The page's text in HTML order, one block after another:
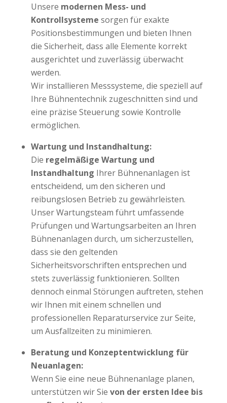
Unsere modernen Mess- und
Kontrollsysteme sorgen für exakte
Positionsbestimmungen und bieten Ihnen
die Sicherheit, dass alle Elemente korrekt
ausgerichtet und zuverlässig überwacht
werden.
Wir installieren Messsysteme, die speziell auf
Ihre Bühnentechnik zugeschnitten sind und
eine präzise Steuerung sowie Kontrolle
ermöglichen.
Wartung und Instandhaltung:
Die regelmäßige Wartung und
Instandhaltung Ihrer Bühnenanlagen ist
entscheidend, um den sicheren und
reibungslosen Betrieb zu gewährleisten.
Unser Wartungsteam führt umfassende
Prüfungen und Wartungsarbeiten an Ihren
Bühnenanlagen durch, um sicherzustellen,
dass sie den geltenden
Sicherheitsvorschriften entsprechen und
stets zuverlässig funktionieren. Sollten
dennoch einmal Störungen auftreten, stehen
wir Ihnen mit einem schnellen und
professionellen Reparaturservice zur Seite,
um Ausfallzeiten zu minimieren.
Beratung und Konzeptentwicklung für
Neuanlagen:
Wenn Sie eine neue Bühnenanlage planen,
unterstützen wir Sie von der ersten Idee bis